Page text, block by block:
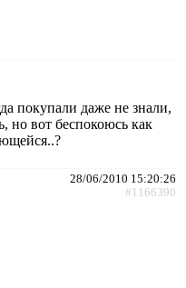
покупали даже не знали,
но вот беспокоюсь как
28/06/2010 15:20:26
#1166390